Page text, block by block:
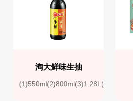
淘大鲜味生抽
(1)550ml(2)800ml(3)1.28L(4)1.9L